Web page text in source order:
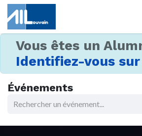
Vous êtes un
Identifiez-vous
Événements